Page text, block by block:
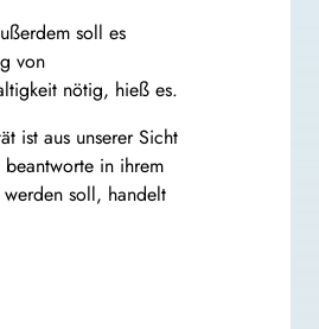
soll es
von
nötig, hieß es.
ist aus unserer Sicht
in ihrem
soll, handelt